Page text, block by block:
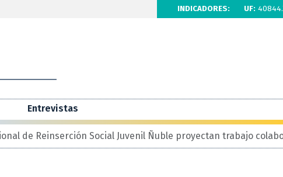
INDICADORES: UF:
Entrevistas
de Reinserción Social Juvenil Ñuble proyectan trabajo